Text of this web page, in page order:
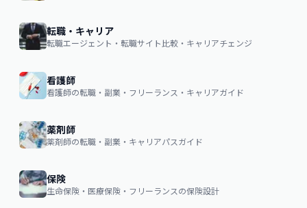
転職・キャリア
転職エージェント・転職サイト比較・キャリアチェンジ
看護師
看護師の転職・副業・フリーランス・キャリアガイド
薬剤師
薬剤師の転職・副業・キャリアパスガイド
保険
生命保険・医療保険・フリーランスの保険設計